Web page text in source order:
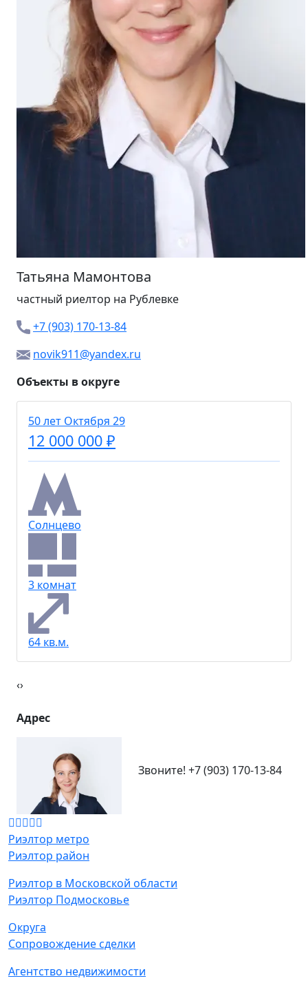
Татьяна Мамонтова
частный риелтор на Рублевке
+7 (903) 170-13-84
novik911@yandex.ru
Объекты в округе
50 лет Октября 29
12 000 000 ₽
Солнцево
3 комнат
64 кв.м.
‹›
Адрес
Звоните! +7 (903) 170-13-84
Риэлтор метро
Риэлтор район
Риэлтор в Московской области
Риэлтор Подмосковье
Округа
Сопровождение сделки
Агентство недвижимости